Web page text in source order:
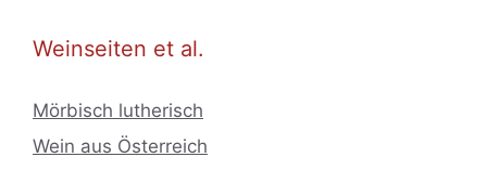
Weinseiten et al.
Mörbisch lutherisch
Wein aus Österreich